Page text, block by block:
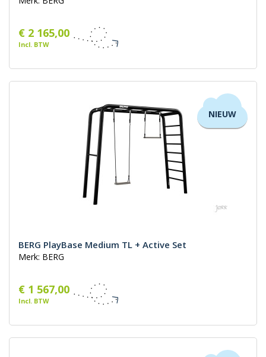
€ 2 165,00
Incl. BTW
NIEUW
BERG PlayBase Medium TL + Active Set
Merk: BERG
€ 1 567,00
Incl. BTW